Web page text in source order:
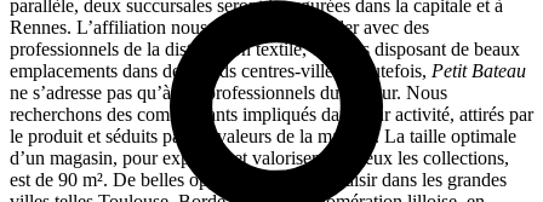
parallèle, deux succursales seront inaugurées dans la capitale et à
Rennes. L’affiliation nous permet de travailler avec des
professionnels de la distribution textile, certains disposant de beaux
emplacements dans de grands centres-villes. Toutefois, Petit Bateau
ne s’adresse pas qu’à des professionnels du secteur. Nous
recherchons des commerçants impliqués dans leur activité, attirés par
le produit et séduits par les valeurs de la marque. La taille optimale
d’un magasin, pour exploiter et valoriser au mieux les collections,
est de 90 m². De belles opportunités sont à saisir dans les grandes